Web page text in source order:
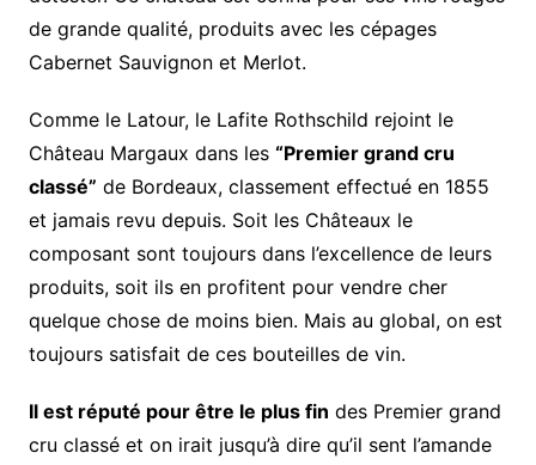
de grande qualité, produits avec les cépages
Cabernet Sauvignon et Merlot.
Comme le Latour, le Lafite Rothschild rejoint le
Château Margaux dans les “Premier grand cru
classé” de Bordeaux, classement effectué en 1855
et jamais revu depuis. Soit les Châteaux le
composant sont toujours dans l’excellence de leurs
produits, soit ils en profitent pour vendre cher
quelque chose de moins bien. Mais au global, on est
toujours satisfait de ces bouteilles de vin.
Il est réputé pour être le plus fin des Premier grand
cru classé et on irait jusqu’à dire qu’il sent l’amande